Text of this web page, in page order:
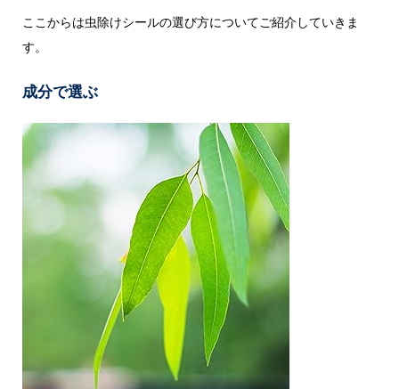
ここからは虫除けシールの選び方についてご紹介していきま
す。
成分で選ぶ